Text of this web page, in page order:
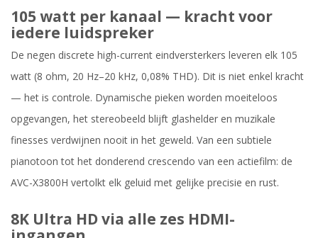
105 watt per kanaal — kracht voor
iedere luidspreker
De negen discrete high-current eindversterkers leveren elk 105
watt (8 ohm, 20 Hz–20 kHz, 0,08% THD). Dit is niet enkel kracht
— het is controle. Dynamische pieken worden moeiteloos
opgevangen, het stereobeeld blijft glashelder en muzikale
finesses verdwijnen nooit in het geweld. Van een subtiele
pianotoon tot het donderend crescendo van een actiefilm: de
AVC-X3800H vertolkt elk geluid met gelijke precisie en rust.
8K Ultra HD via alle zes HDMI-